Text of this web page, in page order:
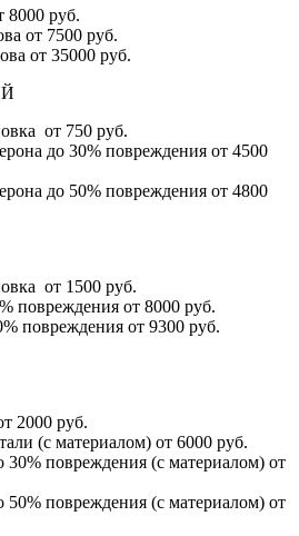
8000 руб.
от 7500 руб.
от 35000 руб.
от 750 руб.
до 30% повреждения от 4500
до 50% повреждения от 4800
от 1500 руб.
повреждения от 8000 руб.
повреждения от 9300 руб.
2000 руб.
(с материалом) от 6000 руб.
30% повреждения (с материалом) от
50% повреждения (с материалом) от